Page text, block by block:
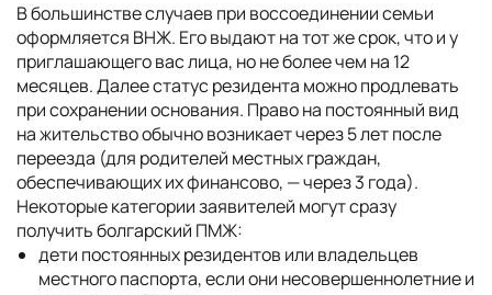
В большинстве случаев при воссоединении семьи
оформляется ВНЖ. Его выдают на тот же срок, что и у
приглашающего вас лица, но не более чем на 12
месяцев. Далее статус резидента можно продлевать
при сохранении основания. Право на постоянный вид
на жительство обычно возникает через 5 лет после
переезда (для родителей местных граждан,
обеспечивающих их финансово, — через 3 года).
Некоторые категории заявителей могут сразу
получить болгарский ПМЖ:
дети постоянных резидентов или владельцев
местного паспорта, если они несовершеннолетние и